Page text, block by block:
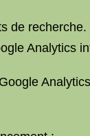
de recherche.
Analytics